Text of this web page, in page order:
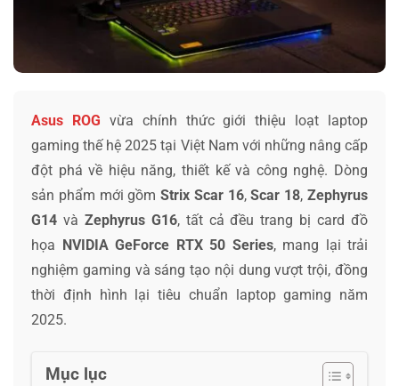
Asus ROG vừa chính thức giới thiệu loạt laptop
gaming thế hệ 2025 tại Việt Nam với những nâng cấp
đột phá về hiệu năng, thiết kế và công nghệ. Dòng
sản phẩm mới gồmStrix Scar 16,Scar 18,Zephyrus
G14 và Zephyrus G16, tất cả đều trang bị card đồ
họa NVIDIA GeForce RTX 50 Series, mang lại trải
nghiệm gaming và sáng tạo nội dung vượt trội, đồng
thời định hình lại tiêu chuẩn laptop gaming năm
2025.
Mục lục